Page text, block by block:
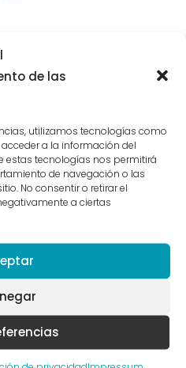
de las
utilizamos tecnologías como
a la información del
estas tecnologías nos permitirá
de navegación o las
No consentir o retirar el
a ciertas
in and view the post's
the option to edit or
and flaunt your capabilities
encourage them to hire you